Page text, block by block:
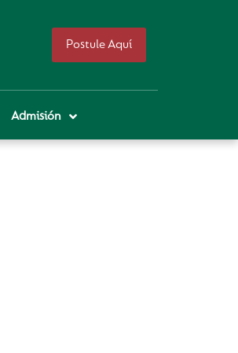
Postule Aquí
Admisión